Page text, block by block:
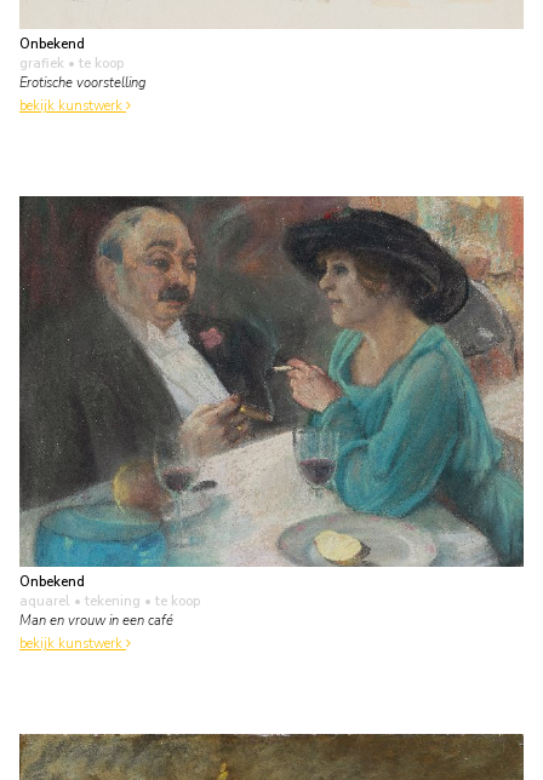
Onbekend
grafiek • te koop
Erotische voorstelling
bekijk kunstwerk
Onbekend
aquarel • tekening • te koop
Man en vrouw in een café
bekijk kunstwerk